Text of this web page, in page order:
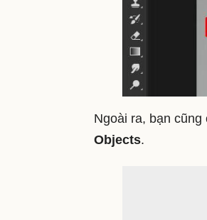
Ngoài ra, bạn
Objects.